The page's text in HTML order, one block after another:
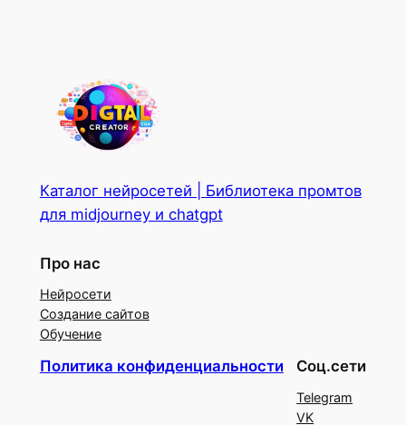
Каталог нейросетей | Библиотека промтов
для midjourney и chatgpt
Про нас
Нейросети
Создание сайтов
Обучение
Политика конфиденциальности Соц.сети
Telegram
VK